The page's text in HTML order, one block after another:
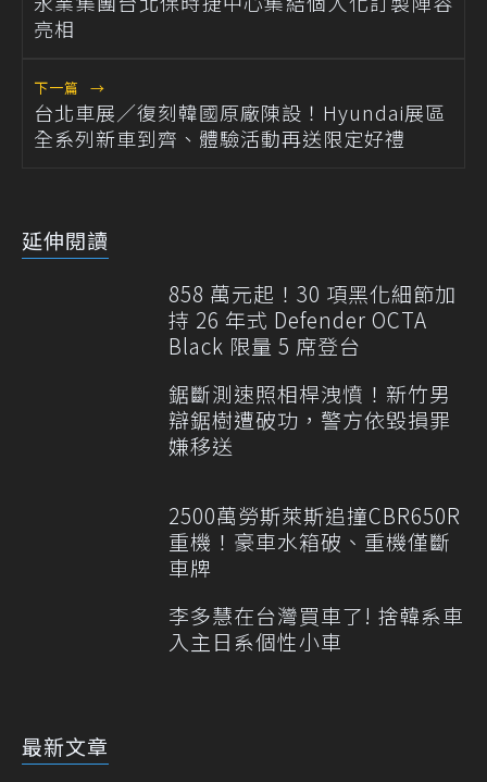
亮相
下一篇 →
台北車展／復刻韓國原廠陳設！Hyundai展區
全系列新車到齊、體驗活動再送限定好禮
延伸閱讀
858 萬元起！30 項黑化細節加
持 26 年式 Defender OCTA
Black 限量 5 席登台
鋸斷測速照相桿洩憤！新竹男
辯鋸樹遭破功，警方依毀損罪
嫌移送
2500萬勞斯萊斯追撞CBR650R
重機！豪車水箱破、重機僅斷
車牌
李多慧在台灣買車了! 捨韓系車
入主日系個性小車
最新文章